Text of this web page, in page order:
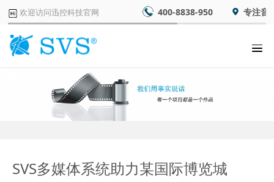
欢迎访问迅控科技官网 400-8838-950 专注音
SVS多媒体系统助力某国际博览城